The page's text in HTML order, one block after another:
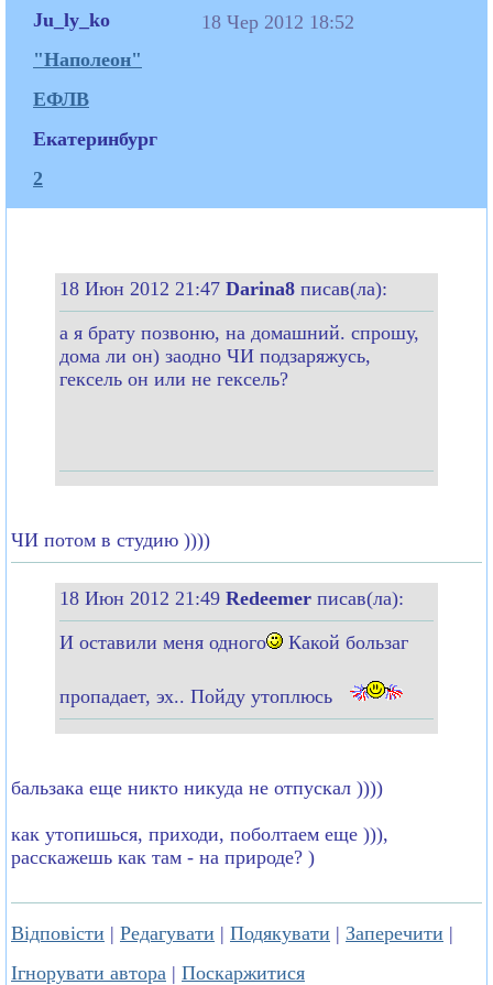
Ju_ly_ko
"Наполеон"
ЕФЛВ
Екатеринбург
2
18 Чер 2012 18:52
18 Июн 2012 21:47 Darina8 писав(ла):
а я брату позвоню, на домашний. спрошу,
дома ли он) заодно ЧИ подзаряжусь,
гексель он или не гексель?
ЧИ потом в студию ))))
18 Июн 2012 21:49 Redeemer писав(ла):
И оставили меня одного
Какой бользаг
пропадает, эх.. Пойду утоплюсь
бальзака еще никто никуда не отпускал ))))
как утопишься, приходи, поболтаем еще ))),
расскажешь как там - на природе? )
Відповісти | Редагувати | Подякувати | Заперечити |
Ігнорувати автора | Поскаржитися